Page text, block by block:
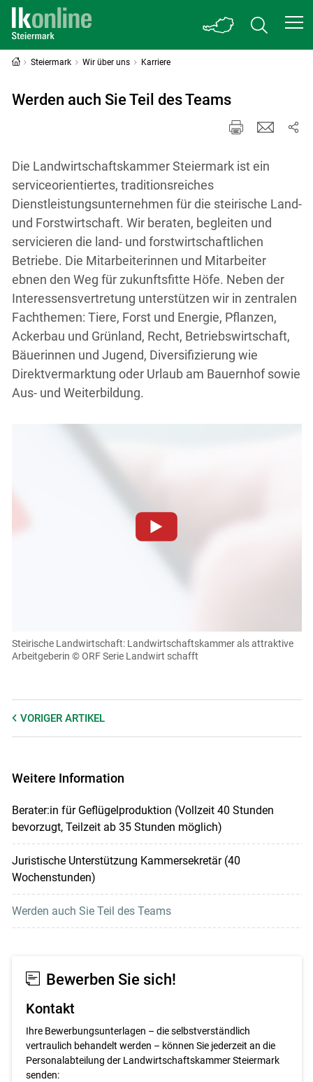
Steiermark Wir über uns Karriere
Werden auch Sie Teil des Teams
Die Landwirtschaftskammer Steiermark ist ein
serviceorientiertes, traditionsreiches
Dienstleistungsunternehmen für die steirische Land-
und Forstwirtschaft. Wir beraten, begleiten und
servicieren die land- und forstwirtschaftlichen
Betriebe. Die Mitarbeiterinnen und Mitarbeiter
ebnen den Weg für zukunftsfitte Höfe. Neben der
Interessensvertretung unterstützen wir in zentralen
Fachthemen: Tiere, Forst und Energie, Pflanzen,
Ackerbau und Grünland, Recht, Betriebswirtschaft,
Bäuerinnen und Jugend, Diversifizierung wie
Direktvermarktung oder Urlaub am Bauernhof sowie
Aus- und Weiterbildung.
einsehen und korrigieren
Cookies Einstellungen
Steirische Landwirtschaft: Landwirtschaftskammer als attraktive
Arbeitgeberin © ORF Serie Landwirt schafft
VORIGER ARTIKEL
Weitere Information
Berater:in für Geflügelproduktion (Vollzeit 40 Stunden
bevorzugt, Teilzeit ab 35 Stunden möglich)
Juristische Unterstützung Kammersekretär (40
Wochenstunden)
Werden auch Sie Teil des Teams
Bewerben Sie sich!
Kontakt
Ihre Bewerbungsunterlagen – die selbstverständlich
vertraulich behandelt werden – können Sie jederzeit an die
Personalabteilung der Landwirtschaftskammer Steiermark
senden: